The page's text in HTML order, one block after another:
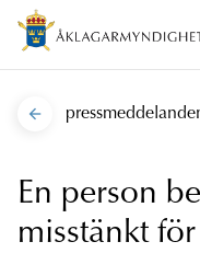
En person
misstänkt